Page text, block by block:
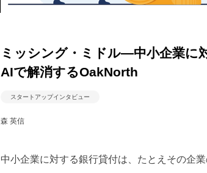
ミッシング・ミドル―中小企業に
AIで解消するOakNorth
スタートアップインタビュー
森 英信
中小企業に対する銀行貸付は、たとえその企